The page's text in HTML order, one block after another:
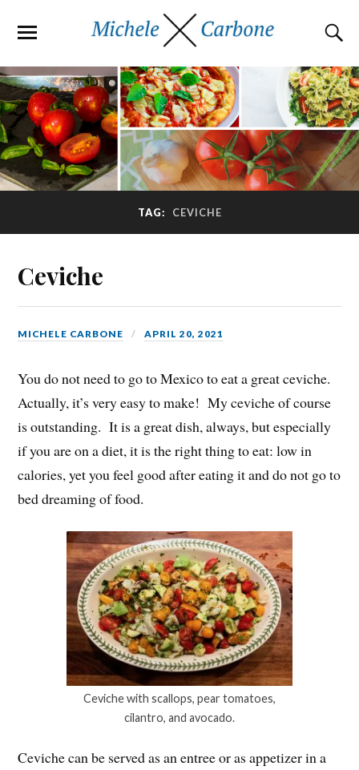
TAG: CEVICHE
Ceviche
MICHELE CARBONE APRIL 20, 2021
You do not need to go to Mexico to eat a great ceviche.
Actually, it’s very easy to make! My ceviche of course
is outstanding. It is a great dish, always, but especially
if you are on a diet, it is the right thing to eat: low in
calories, yet you feel good after eating it and do not go to
bed dreaming of food.
Ceviche with scallops, pear tomatoes,
cilantro, and avocado.
Ceviche can be served as an entree or as appetizer in a